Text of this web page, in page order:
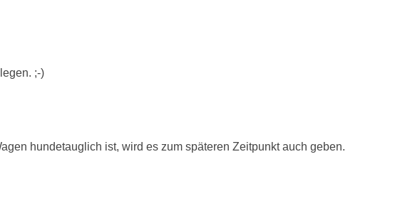
;-)
hundetauglich ist, wird es zum späteren Zeitpunkt auch geben.